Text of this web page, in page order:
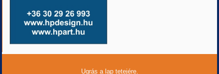
Ugrás a lap tetejére.